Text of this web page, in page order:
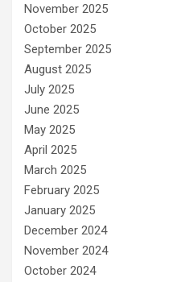
November 2025
October 2025
September 2025
August 2025
July 2025
June 2025
May 2025
April 2025
March 2025
February 2025
January 2025
December 2024
November 2024
October 2024